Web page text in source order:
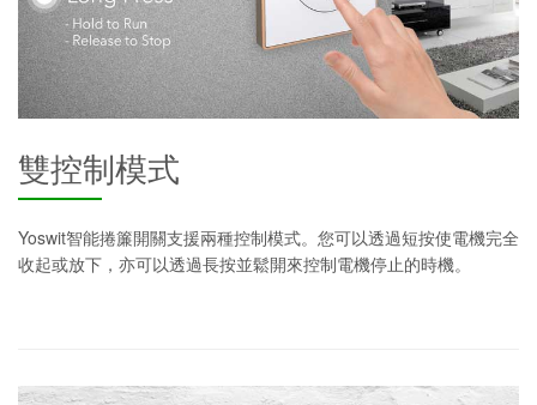
雙控制模式
Yoswit智能捲簾開關支援兩種控制模式。您可以透過短按使電機完全
收起或放下，亦可以透過長按並鬆開來控制電機停止的時機。